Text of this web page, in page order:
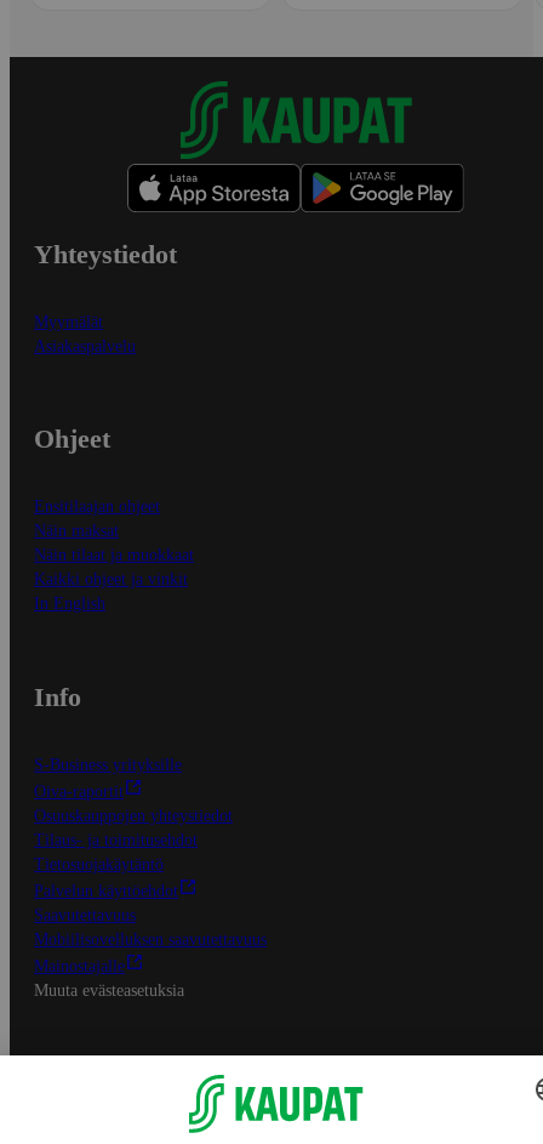
Yhteystiedot
Myymälät
Asiakaspalvelu
Ohjeet
Ensitilaajan ohjeet
Näin maksat
Näin tilaat ja muokkaat
Kaikki ohjeet ja vinkit
In English
Info
S-Business yrityksille
Oiva-raportit
Osuuskauppojen yhteystiedot
Tilaus- ja toimitusehdot
Tietosuojakäytäntö
Palvelun käyttöehdot
Saavutettavuus
Mobiilisovelluksen saavutettavuus
Mainostajalle
Muuta evästeasetuksia
S-ryhmän palvelut